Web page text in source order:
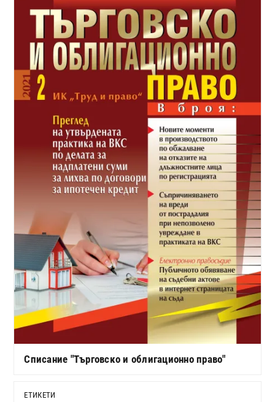
Списание "Търговско и облигационно право"
ЕТИКЕТИ